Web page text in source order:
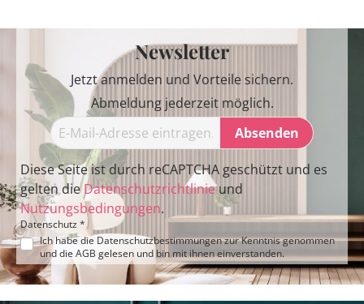
Newsletter
Jetzt anmelden und Vorteile sichern.
Abmeldung jederzeit möglich.
Absenden
Diese Seite ist durch reCAPTCHA geschützt und es
gelten dieDatenschutzrichtlinieund
Nutzungsbedingungen.
Datenschutz *
Ich habe die Datenschutzbestimmungenzur Kenntnis genommen
und die AGB gelesen und bin mit ihnen einverstanden.